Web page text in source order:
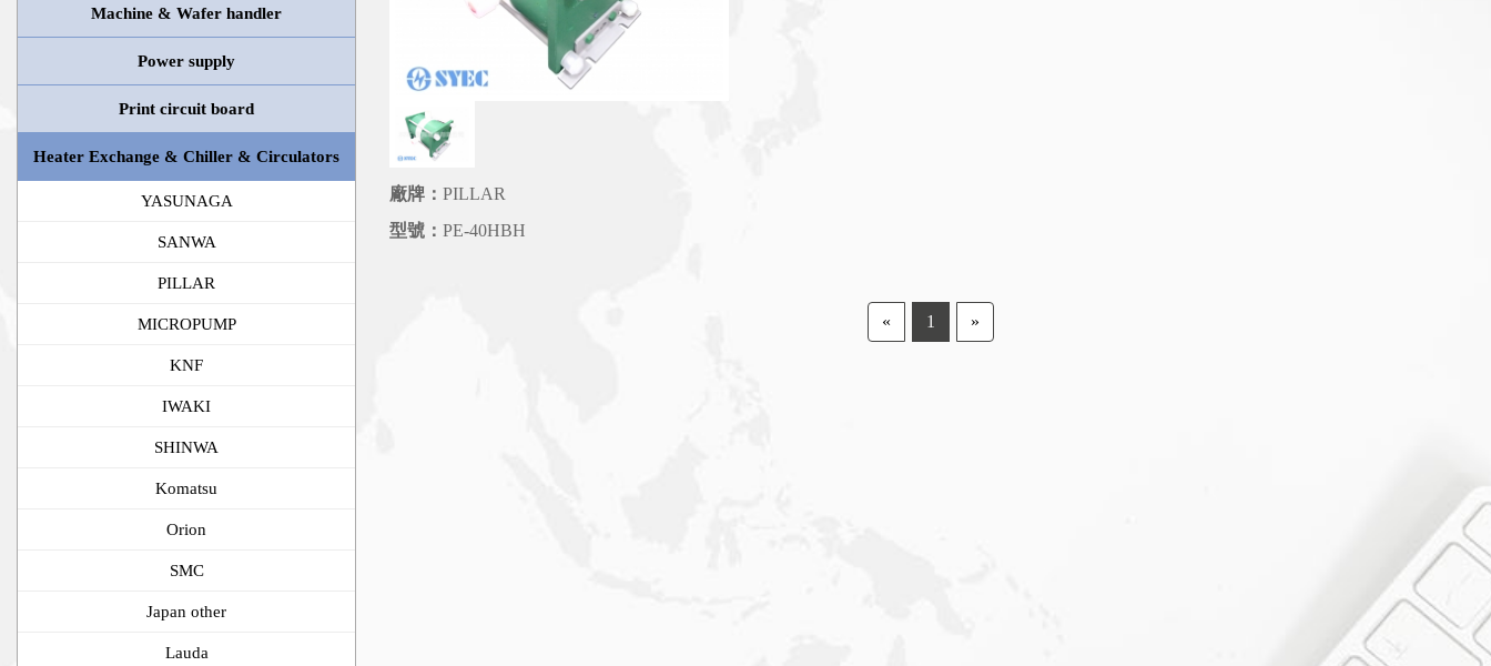
Machine & Wafer handler
Power supply
Print circuit board
Heater Exchange & Chiller & Circulators
YASUNAGA
SANWA
PILLAR
MICROPUMP
KNF
IWAKI
SHINWA
Komatsu
Orion
SMC
Japan other
Lauda
廠牌： PILLAR
型號： PE-40HBH
« 1 »